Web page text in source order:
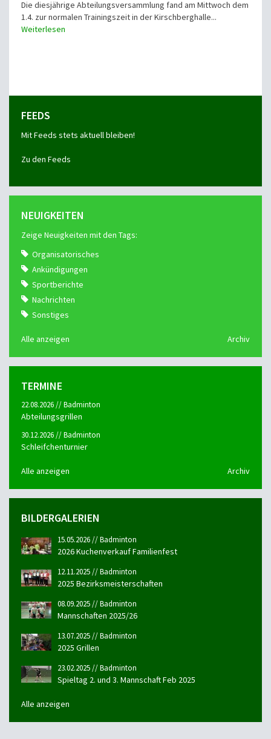
Die diesjährige Abteilungsversammlung fand am Mittwoch dem
1.4. zur normalen Trainingszeit in der Kirschberghalle...
Weiterlesen
FEEDS
Mit Feeds stets aktuell bleiben!
Zu den Feeds
NEUIGKEITEN
Zeige Neuigkeiten mit den Tags:
Organisatorisches
Ankündigungen
Sportberichte
Nachrichten
Sonstiges
Alle anzeigen Archiv
TERMINE
22.08.2026 // Badminton
Abteilungsgrillen
30.12.2026 // Badminton
Schleifchenturnier
Alle anzeigen Archiv
BILDERGALERIEN
15.05.2026 // Badminton
2026 Kuchenverkauf Familienfest
12.11.2025 // Badminton
2025 Bezirksmeisterschaften
08.09.2025 // Badminton
Mannschaften 2025/26
13.07.2025 // Badminton
2025 Grillen
23.02.2025 // Badminton
Spieltag 2. und 3. Mannschaft Feb 2025
Alle anzeigen